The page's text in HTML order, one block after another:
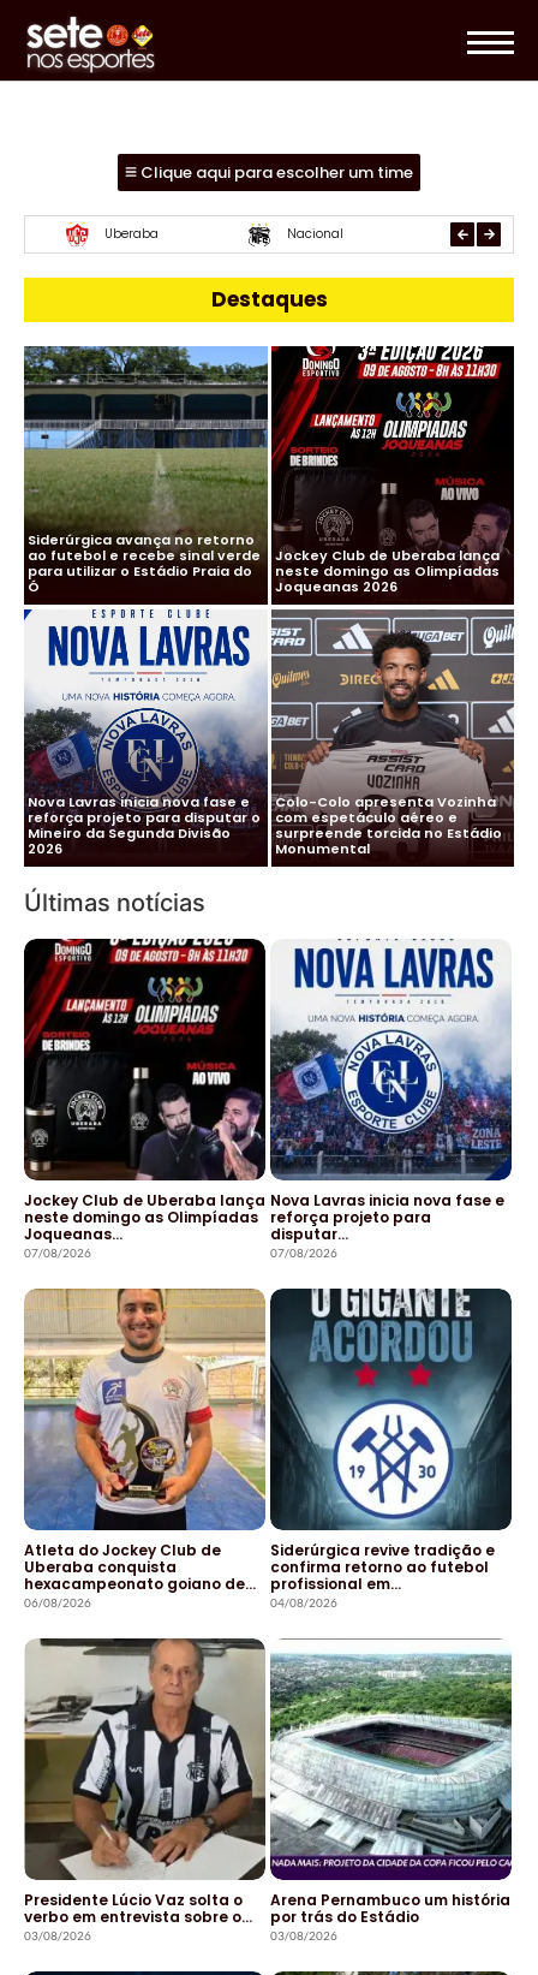
Clique aqui para escolher um time
Mamoré URT Paracatu
Destaques
Siderúrgica avança no retorno
ao futebol e recebe sinal verde
para utilizar o Estádio Praia do
Ó
Jockey Club de Uberaba lança
neste domingo as Olimpíadas
Joqueanas 2026
Nova Lavras inicia nova fase e
reforça projeto para disputar o
Mineiro da Segunda Divisão
2026
Colo-Colo apresenta Vozinha
com espetáculo aéreo e
surpreende torcida no Estádio
Monumental
Últimas notícias
Jockey Club de Uberaba lança
neste domingo as Olimpíadas
Joqueanas…
07/08/2026
Nova Lavras inicia nova fase e
reforça projeto para
disputar…
07/08/2026
Atleta do Jockey Club de
Uberaba conquista
hexacampeonato goiano de…
06/08/2026
Siderúrgica revive tradição e
confirma retorno ao futebol
profissional em…
04/08/2026
Presidente Lúcio Vaz solta o
verbo em entrevista sobre o…
03/08/2026
Arena Pernambuco um história
por trás do Estádio
03/08/2026